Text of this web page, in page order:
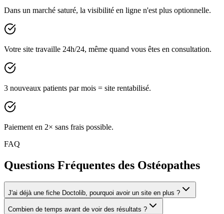
Dans un marché saturé, la visibilité en ligne n'est plus optionnelle.
Votre site travaille 24h/24, même quand vous êtes en consultation.
3 nouveaux patients par mois = site rentabilisé.
Paiement en 2× sans frais possible.
FAQ
Questions Fréquentes des Ostéopathes
J'ai déjà une fiche Doctolib, pourquoi avoir un site en plus ?
Combien de temps avant de voir des résultats ?